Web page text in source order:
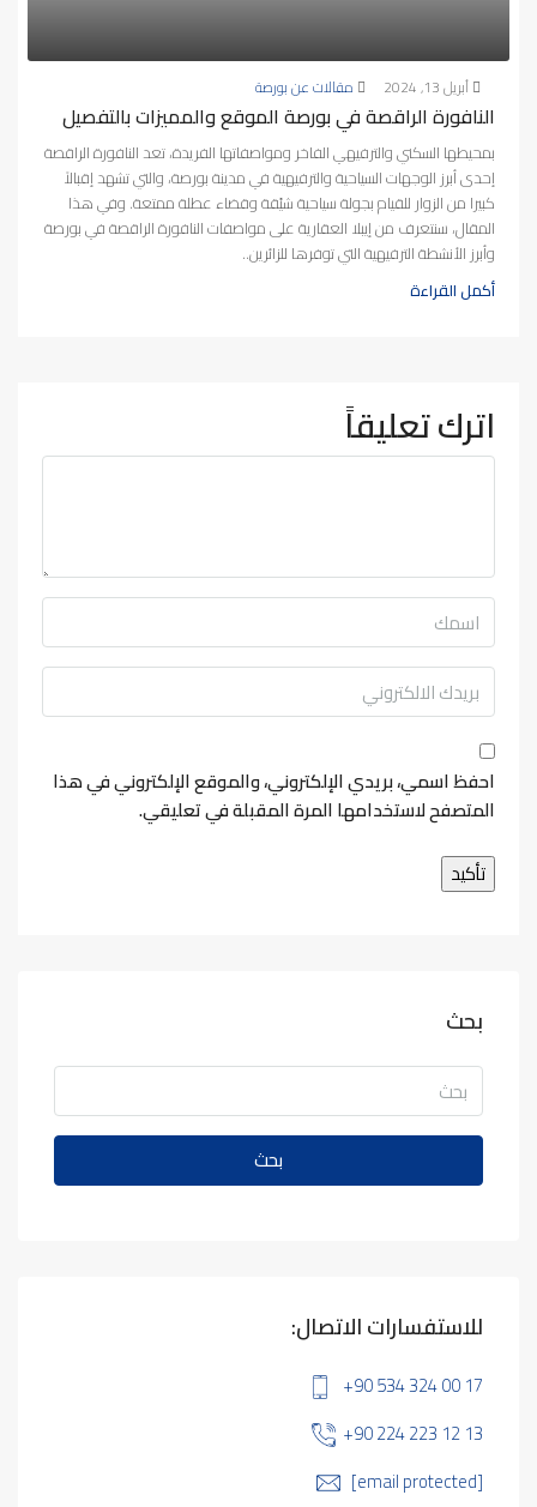
أبريل 13, 2024 مقالات عن بورصة
النافورة الراقصة في بورصة الموقع والمميزات بالتفصيل
بمحيطها السكني والترفيهي الفاخر ومواصفاتها الفريدة، تعد النافورة الراقصة
إحدى أبرز الوجهات السياحية والترفيهية في مدينة بورصة، والتي تشهد إقبالاً
كبيرا من الزوار للقيام بجولة سياحية شيّقة وقضاء عطلة ممتعة. وفي هذا
المقال، سنتعرف من إيبلا العقارية على مواصفات النافورة الراقصة في بورصة
وأبرز الأنشطة الترفيهية التي توفرها للزائرين..
أكمل القراءة
اترك تعليقاً
احفظ اسمي، بريدي الإلكتروني، والموقع الإلكتروني في هذا
المتصفح لاستخدامها المرة المقبلة في تعليقي.
بحث
بحث
للاستفسارات الاتصال:
+90 534 324 00 17
+90 224 223 12 13
[email protected]